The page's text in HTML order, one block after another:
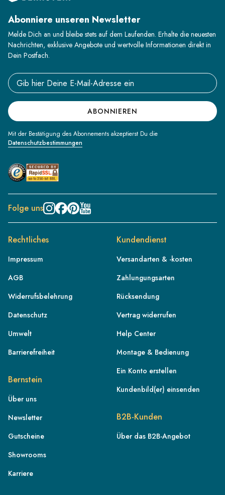
Abonniere unseren Newsletter
Melde Dich an und bleibe stets auf dem Laufenden. Erhalte die neuesten
Nachrichten, exklusive Angebote und wertvolle Informationen direkt in
Dein Postfach.
Email address
ABONNIEREN
Mit der Bestätigung des Abonnements akzeptierst Du die
Datenschutzbestimmungen
Folge uns
Rechtliches
Impressum
AGB
Widerrufsbelehrung
Datenschutz
Umwelt
Barrierefreiheit
Bernstein
Über uns
Newsletter
Gutscheine
Showrooms
Karriere
Kundendienst
Versandarten & -kosten
Zahlungungsarten
Rücksendung
Vertrag widerrufen
Help Center
Montage & Bedienung
Ein Konto erstellen
Kundenbild(er) einsenden
B2B-Kunden
Über das B2B-Angebot
AT
CH
FR
IT